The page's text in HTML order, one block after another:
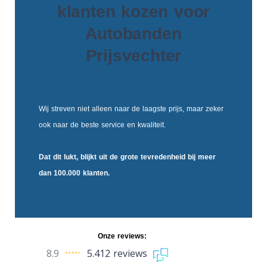
klanten kozen voor
Autobanden
Prijsvechter
Wij streven niet alleen naar de laagste prijs, maar zeker
ook naar de beste service en kwaliteit.
Dat dit lukt, blijkt uit de grote tevredenheid bij meer
dan 100.000 klanten.
Onze reviews:
8.9 5.412 reviews